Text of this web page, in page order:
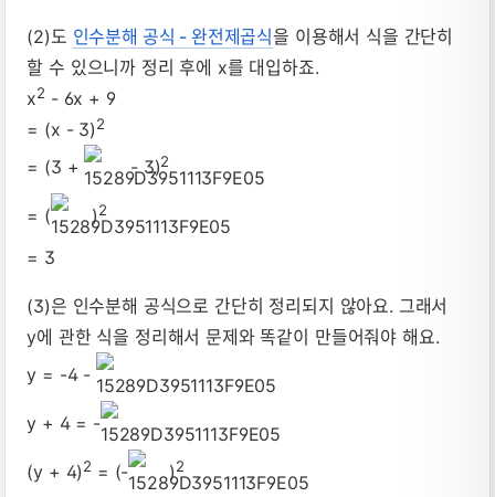
(2)도 인수분해 공식 - 완전제곱식을 이용해서 식을 간단히
할 수 있으니까 정리 후에 x를 대입하죠.
x2 - 6x + 9
= (x - 3)2
= (3 + - 3)2
= ( )2
= 3
(3)은 인수분해 공식으로 간단히 정리되지 않아요. 그래서
y에 관한 식을 정리해서 문제와 똑같이 만들어줘야 해요.
y = -4 -
y + 4 = -
(y + 4)2 = (- )2